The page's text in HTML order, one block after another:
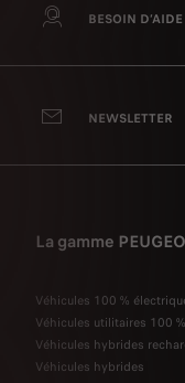
BESOIN D’AIDE
NEWSLETTER
La gamme
Véhicules 100 %
Véhicules utilitaires 100
Véhicules hybrides
Véhicules hybrides